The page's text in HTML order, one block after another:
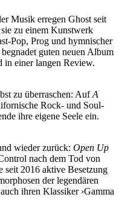
Musik erregen Ghost seit
zu einem Kunstwerk
Pop, Prog und hymnischer
guten neuen Album
in einer langen Review.
zu überraschen: AufA
Rock- und Soul-
ihre eigene Seele ein.
wieder zurück: Open Up
nach dem Tod von
seit 2016 aktive Besetzung
der legendären
ihren Klassiker ›Gamma